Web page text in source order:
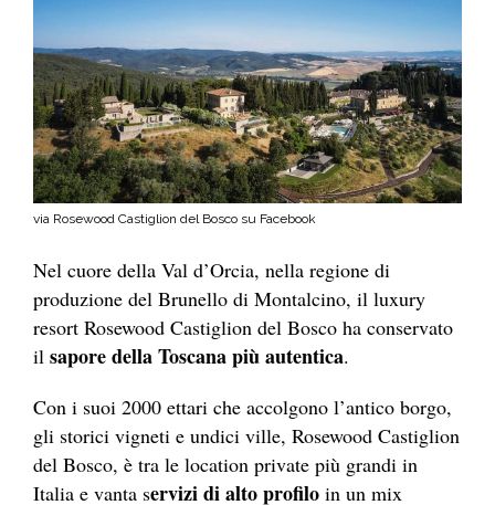
via Rosewood Castiglion del Bosco su Facebook
Nel cuore della Val d’Orcia, nella regione di
produzione del Brunello di Montalcino, il luxury
resort Rosewood Castiglion del Bosco ha conservato
il sapore della Toscana più autentica.
Con i suoi 2000 ettari che accolgono l’antico borgo,
gli storici vigneti e undici ville, Rosewood Castiglion
del Bosco, è tra le location private più grandi in
Italia e vanta servizi di alto profilo in un mix